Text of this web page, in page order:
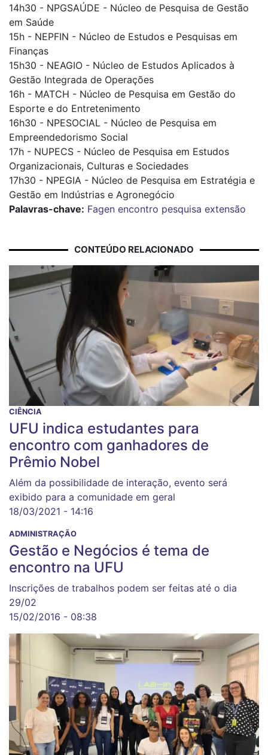
14h30 - NPGSAÚDE - Núcleo de Pesquisa de Gestão
em Saúde
15h - NEPFIN - Núcleo de Estudos e Pesquisas em
Finanças
15h30 - NEAGIO - Núcleo de Estudos Aplicados à
Gestão Integrada de Operações
16h - MATCH - Núcleo de Pesquisa em Gestão do
Esporte e do Entretenimento
16h30 - NPESOCIAL - Núcleo de Pesquisa em
Empreendedorismo Social
17h - NUPECS - Núcleo de Pesquisa em Estudos
Organizacionais, Culturas e Sociedades
17h30 - NPEGIA - Núcleo de Pesquisa em Estratégia e
Gestão em Indústrias e Agronegócio
Palavras-chave: Fagen encontro pesquisa extensão
CONTEÚDO RELACIONADO
CIÊNCIA
UFU indica estudantes para
encontro com ganhadores de
Prêmio Nobel
Além da possibilidade de interação, evento será
exibido para a comunidade em geral
18/03/2021 - 14:16
ADMINISTRAÇÃO
Gestão e Negócios é tema de
encontro na UFU
Inscrições de trabalhos podem ser feitas até o dia
29/02
15/02/2016 - 08:38